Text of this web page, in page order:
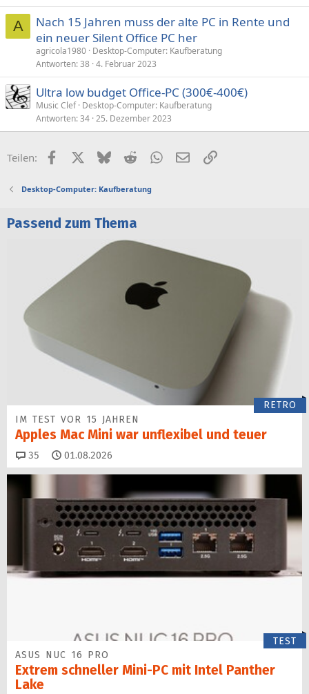
A
Nach 15 Jahren muss der alte PC in Rente und
ein neuer Silent Office PC her
agricola1980 Desktop-Computer: Kaufberatung
Antworten 38 4. Februar 2023
Ultra low budget Office-PC (300€-400€)
Music Clef Desktop-Computer: Kaufberatung
Antworten 34 25. Dezember 2023
Teilen: FacebookX (Twitter)
BlueskyRedditWhatsApp
E-MailLink
Desktop-Computer: Kaufberatung
Passend zum Thema
RETRO
IM TEST VOR 15 JAHREN
Apples Mac Mini war unflexibel und teuer
35 Kommentare
01.08.2026
TEST
ASUS NUC 16 PRO
Extrem schneller Mini-PC mit Intel Panther
Lake